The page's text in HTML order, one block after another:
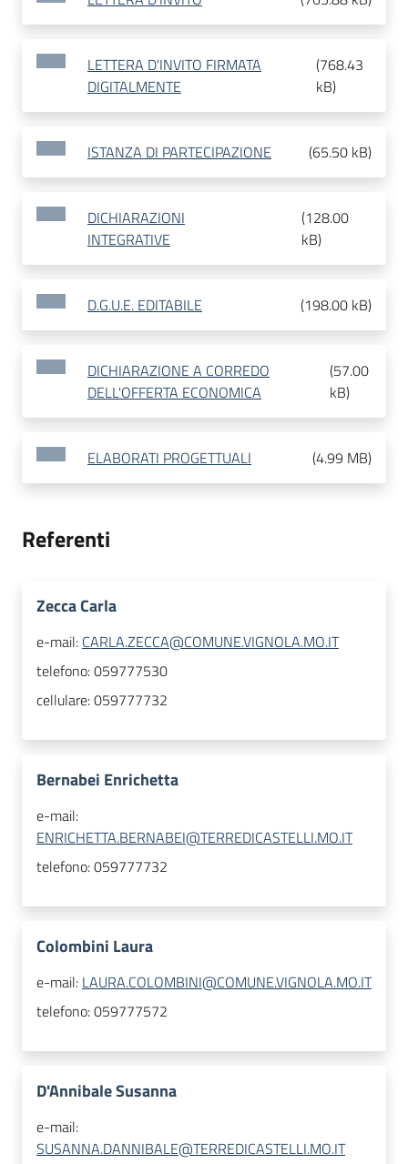
LETTERA D'INVITO FIRMATA
DIGITALMENTE
(768.43
kB)
ISTANZA DI PARTECIPAZIONE (65.50 kB)
DICHIARAZIONI
INTEGRATIVE
(128.00
kB)
D.G.U.E. EDITABILE (198.00 kB)
DICHIARAZIONE A CORREDO
DELL'OFFERTA ECONOMICA
(57.00
kB)
ELABORATI PROGETTUALI (4.99 MB)
Referenti
Zecca Carla
e-mail: CARLA.ZECCA@COMUNE.VIGNOLA.MO.IT
telefono:059777530
cellulare:059777732
Bernabei Enrichetta
e-mail:
ENRICHETTA.BERNABEI@TERREDICASTELLI.MO.IT
telefono:059777732
Colombini Laura
e-mail: LAURA.COLOMBINI@COMUNE.VIGNOLA.MO.IT
telefono:059777572
D'Annibale Susanna
e-mail:
SUSANNA.DANNIBALE@TERREDICASTELLI.MO.IT